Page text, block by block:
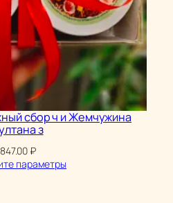
сбор ч и Жемчужина
з
847.00 ₽
параметры